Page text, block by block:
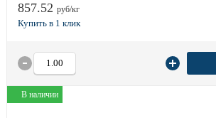
857.52 руб/кг
В наличии